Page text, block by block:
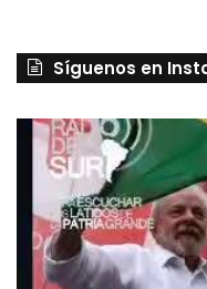
Síguenos en